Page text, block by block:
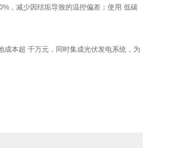
，减少因结垢导致的温控偏差；使用 低碳
本超 千万元，同时集成光伏发电系统，为